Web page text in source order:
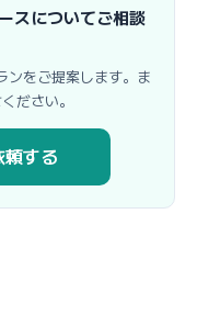
スについてご相談
ンをご提案します。ま
ださい。
する